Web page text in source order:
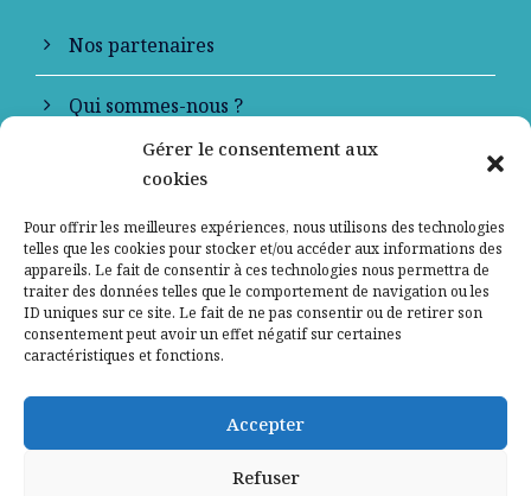
Gérer le consentement aux
cookies
Pour offrir les meilleures expériences, nous utilisons des technologies
telles que les cookies pour stocker et/ou accéder aux informations des
appareils. Le fait de consentir à ces technologies nous permettra de
traiter des données telles que le comportement de navigation ou les
ID uniques sur ce site. Le fait de ne pas consentir ou de retirer son
consentement peut avoir un effet négatif sur certaines
caractéristiques et fonctions.
Accepter
Refuser
Nos partenaires
Qui sommes-nous ?
Contactez-nous
Mentions légales
Politique de confidentialité